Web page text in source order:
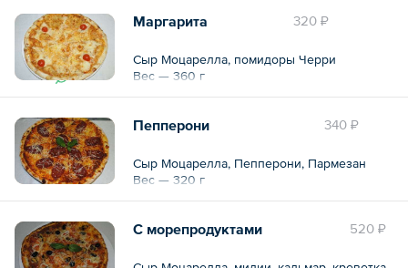
320 ₽
Маргарита
Сыр Моцарелла, помидоры Черри
Вес — 360 г
340 ₽
Пепперони
Сыр Моцарелла, Пепперони, Пармезан
Вес — 320 г
520 ₽
С морепродуктами